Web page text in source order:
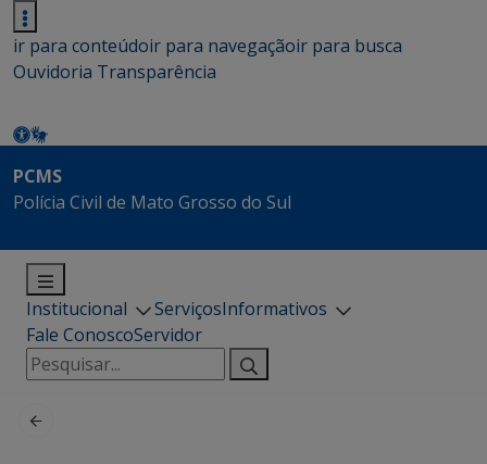
ir para conteúdoir para navegaçãoir para busca
Ouvidoria Transparência
PCMS
Polícia Civil de Mato Grosso do Sul
Institucional ServiçosInformativos
Fale ConoscoServidor
Pesquisar
por: